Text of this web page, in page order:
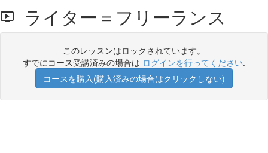
ライター＝フリーランス
このレッスンはロックされています。
すでにコース受講済みの場合は ログインを行ってください.
コースを購入(購入済みの場合はクリックしない)